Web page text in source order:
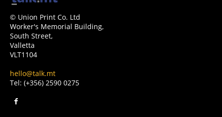
© Union Print Co. Ltd
Worker's Memorial Building,
South Street,
Valletta
VLT1104
hello@talk.mt
Tel: (+356) 2590 0275